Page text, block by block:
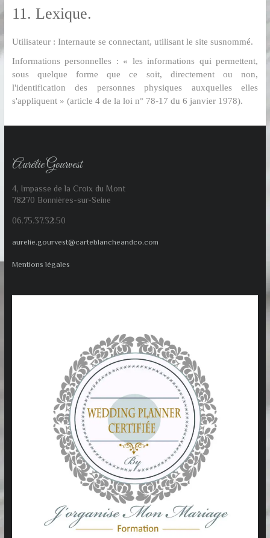
11. Lexique.
Utilisateur : Internaute se connectant, utilisant le site susnommé.
Informations personnelles : « les informations qui permettent,
sous quelque forme que ce soit, directement ou non,
l'identification des personnes physiques auxquelles elles
s'appliquent » (article 4 de la loi n° 78-17 du 6 janvier 1978).
Aurélie Gourvest
4, Impasse de la Croix du Mont
78270 Bonnières-sur-Seine
06.75.37.32.50
aurelie.gourvest@carteblancheandco.com
Mentions légales